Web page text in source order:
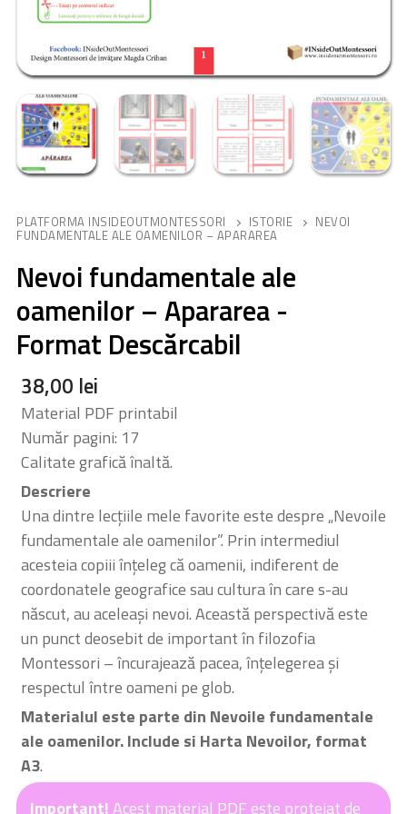
PLATFORMA INSIDEOUTMONTESSORI ISTORIE NEVOI
FUNDAMENTALE ALE OAMENILOR – APARAREA
Nevoi fundamentale ale
oamenilor – Apararea -
Format Descărcabil
38,00 lei
Material PDF printabil
Număr pagini: 17
Calitate grafică înaltă.
Descriere
Una dintre lecțiile mele favorite este despre „Nevoile
fundamentale ale oamenilor”. Prin intermediul
acesteia copiii înțeleg că oamenii, indiferent de
coordonatele geografice sau cultura în care s-au
născut, au aceleași nevoi. Această perspectivă este
un punct deosebit de important în filozofia
Montessori – încurajează pacea, înțelegerea și
respectul între oameni pe glob.
Materialul este parte din Nevoile fundamentale
ale oamenilor. Include si Harta Nevoilor, format
A3.
Important!Acest material PDF este protejat de